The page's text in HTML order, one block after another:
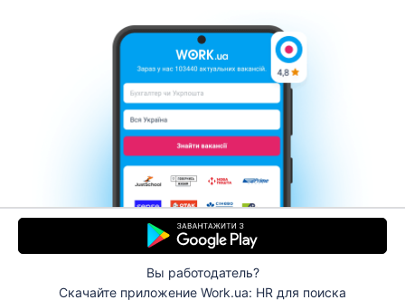
Вы работодатель?
Скачайте приложение Work.ua: HR для поиска
Контакты О нас
Карьера
Новости Work.ua
Помощь
Условия использования
Работодателю
© 2006–2026 Work.ua. Сервис поиска работы №1 в